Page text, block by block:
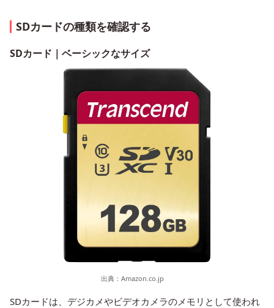
SDカードの種類を確認する
SDカード｜ベーシックなサイズ
出典： Amazon.co.jp
SDカードは、デジカメやビデオカメラのメモリとして使われ